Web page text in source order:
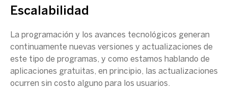
Escalabilidad
La programación y los avances tecnológicos generan
continuamente nuevas versiones y actualizaciones de
este tipo de programas, y como estamos hablando de
aplicaciones gratuitas, en principio, las actualizaciones
ocurren sin costo alguno para los usuarios.